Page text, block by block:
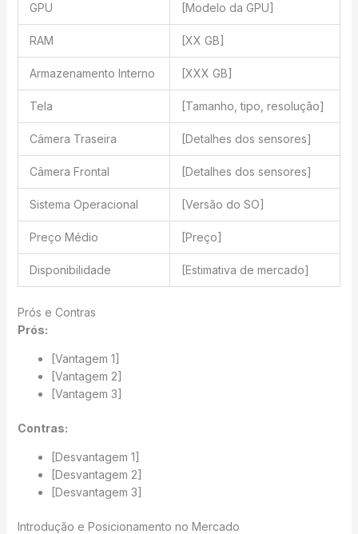
GPU [Modelo da GPU]
RAM [XX GB]
Armazenamento Interno [XXX GB]
Tela [Tamanho, tipo, resolução]
Câmera Traseira [Detalhes dos sensores]
Câmera Frontal [Detalhes dos sensores]
Sistema Operacional [Versão do SO]
Preço Médio [Preço]
Disponibilidade [Estimativa de mercado]
Prós e Contras
Prós:
[Vantagem 1]
[Vantagem 2]
[Vantagem 3]
Contras:
[Desvantagem 1]
[Desvantagem 2]
[Desvantagem 3]
Introdução e Posicionamento no Mercado